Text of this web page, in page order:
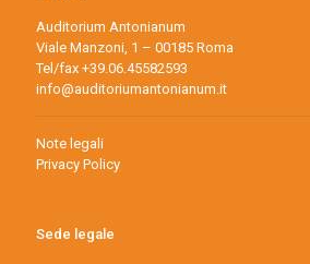
Auditorium Antonianum
Viale Manzoni, 1 – 00185 Roma
Tel/fax +39.06.45582593
info@auditoriumantonianum.it
Note legali
Privacy Policy
Sede legale